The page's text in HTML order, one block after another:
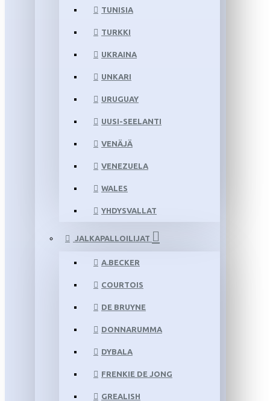
TUNISIA
TURKKI
UKRAINA
UNKARI
URUGUAY
UUSI-SEELANTI
VENÄJÄ
VENEZUELA
WALES
YHDYSVALLAT
JALKAPALLOILIJAT
A.BECKER
COURTOIS
DE BRUYNE
DONNARUMMA
DYBALA
FRENKIE DE JONG
GREALISH